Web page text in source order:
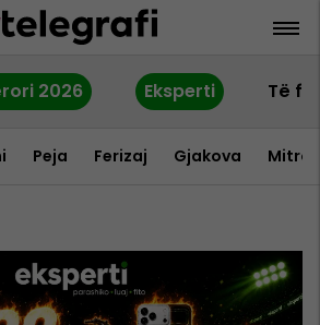
2026 Eksperti Të
Peja Ferizaj Gjakova